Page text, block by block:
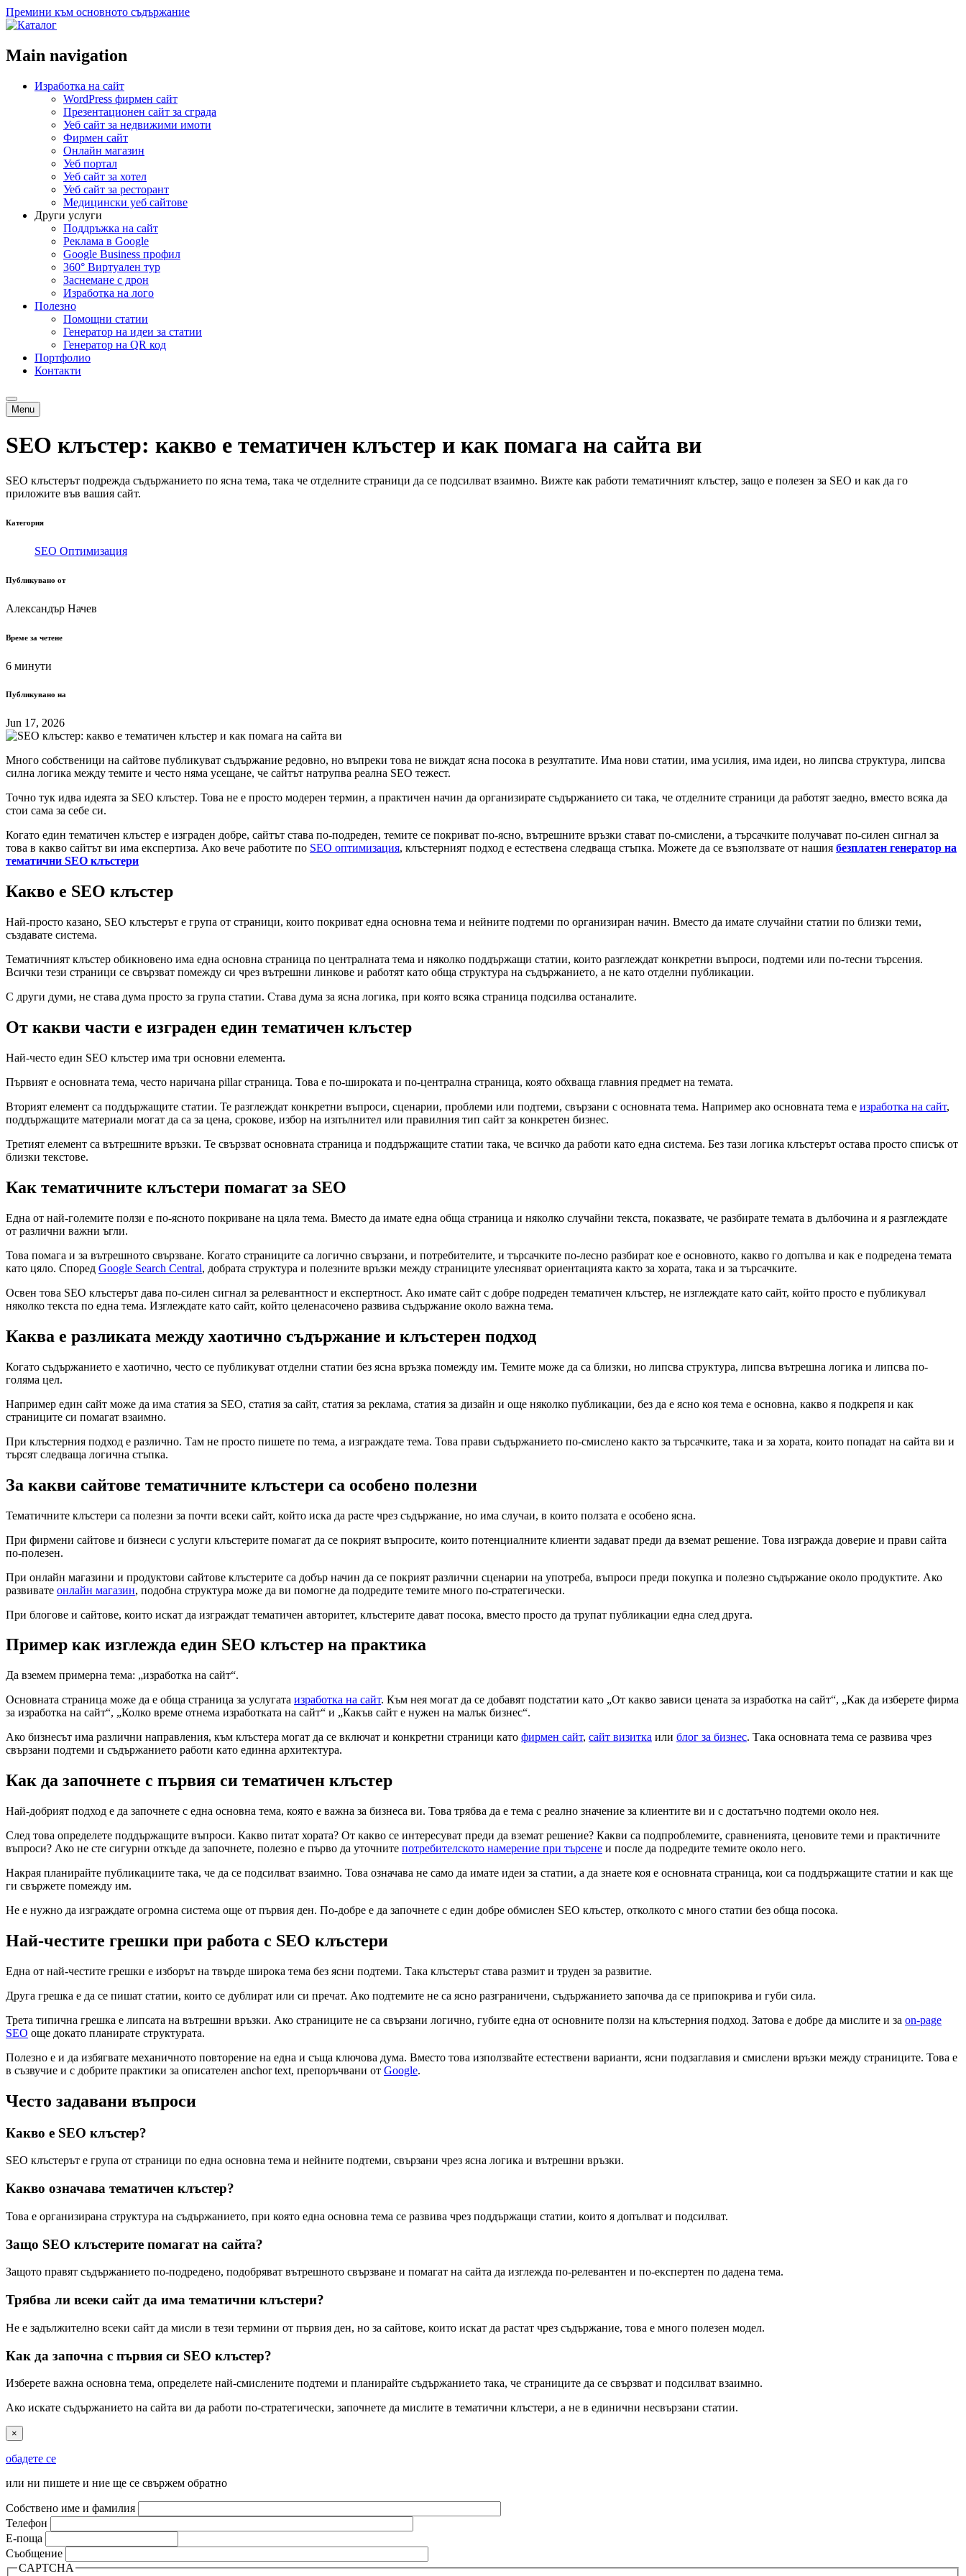
Премини към основното съдържание
Main navigation
Изработка на сайт
WordPress фирмен сайт
Презентационен сайт за сграда
Уеб сайт за недвижими имоти
Фирмен сайт
Онлайн магазин
Уеб портал
Уеб сайт за хотел
Уеб сайт за ресторант
Медицински уеб сайтове
Други услуги
Поддръжка на сайт
Реклама в Google
Google Business профил
360° Виртуален тур
Заснемане с дрон
Изработка на лого
Полезно
Помощни статии
Генератор на идеи за статии
Генератор на QR код
Портфолио
Контакти
Menu
SEO клъстер: какво е тематичен клъстер и как помага на сайта ви
SEO клъстерът подрежда съдържанието по ясна тема, така че отделните страници да се подсилват взаимно. Вижте как работи тематичният клъстер, защо е полезен за SEO и как да го
приложите във вашия сайт.
Категория
SEO Оптимизация
Публикувано от
Александър Начев
Време за четене
6 минути
Публикувано на
Jun 17, 2026
Много собственици на сайтове публикуват съдържание редовно, но въпреки това не виждат ясна посока в резултатите. Има нови статии, има усилия, има идеи, но липсва структура, липсва
силна логика между темите и често няма усещане, че сайтът натрупва реална SEO тежест.
Точно тук идва идеята за SEO клъстер. Това не е просто модерен термин, а практичен начин да организирате съдържанието си така, че отделните страници да работят заедно, вместо всяка да
стои сама за себе си.
Когато един тематичен клъстер е изграден добре, сайтът става по-подреден, темите се покриват по-ясно, вътрешните връзки стават по-смислени, а търсачките получават по-силен сигнал за
това в какво сайтът ви има експертиза. Ако вече работите по SEO оптимизация, клъстерният подход е естествена следваща стъпка. Можете да се възползвате от нашия безплатен генератор на
тематични SEO клъстери
Какво е SEO клъстер
Най-просто казано, SEO клъстерът е група от страници, които покриват една основна тема и нейните подтеми по организиран начин. Вместо да имате случайни статии по близки теми,
създавате система.
Тематичният клъстер обикновено има една основна страница по централната тема и няколко поддържащи статии, които разглеждат конкретни въпроси, подтеми или по-тесни търсения.
Всички тези страници се свързват помежду си чрез вътрешни линкове и работят като обща структура на съдържанието, а не като отделни публикации.
С други думи, не става дума просто за група статии. Става дума за ясна логика, при която всяка страница подсилва останалите.
От какви части е изграден един тематичен клъстер
Най-често един SEO клъстер има три основни елемента.
Първият е основната тема, често наричана pillar страница. Това е по-широката и по-централна страница, която обхваща главния предмет на темата.
Вторият елемент са поддържащите статии. Те разглеждат конкретни въпроси, сценарии, проблеми или подтеми, свързани с основната тема. Например ако основната тема е изработка на сайт,
поддържащите материали могат да са за цена, срокове, избор на изпълнител или правилния тип сайт за конкретен бизнес.
Третият елемент са вътрешните връзки. Те свързват основната страница и поддържащите статии така, че всичко да работи като една система. Без тази логика клъстерът остава просто списък от
близки текстове.
Как тематичните клъстери помагат за SEO
Една от най-големите ползи е по-ясното покриване на цяла тема. Вместо да имате една обща страница и няколко случайни текста, показвате, че разбирате темата в дълбочина и я разглеждате
от различни важни ъгли.
Това помага и за вътрешното свързване. Когато страниците са логично свързани, и потребителите, и търсачките по-лесно разбират кое е основното, какво го допълва и как е подредена темата
като цяло. Според Google Search Central, добрата структура и полезните връзки между страниците улесняват ориентацията както за хората, така и за търсачките.
Освен това SEO клъстерът дава по-силен сигнал за релевантност и експертност. Ако имате сайт с добре подреден тематичен клъстер, не изглеждате като сайт, който просто е публикувал
няколко текста по една тема. Изглеждате като сайт, който целенасочено развива съдържание около важна тема.
Каква е разликата между хаотично съдържание и клъстерен подход
Когато съдържанието е хаотично, често се публикуват отделни статии без ясна връзка помежду им. Темите може да са близки, но липсва структура, липсва вътрешна логика и липсва по-
голяма цел.
Например един сайт може да има статия за SEO, статия за сайт, статия за реклама, статия за дизайн и още няколко публикации, без да е ясно коя тема е основна, какво я подкрепя и как
страниците си помагат взаимно.
При клъстерния подход е различно. Там не просто пишете по тема, а изграждате тема. Това прави съдържанието по-смислено както за търсачките, така и за хората, които попадат на сайта ви и
търсят следваща логична стъпка.
За какви сайтове тематичните клъстери са особено полезни
Тематичните клъстери са полезни за почти всеки сайт, който иска да расте чрез съдържание, но има случаи, в които ползата е особено ясна.
При фирмени сайтове и бизнеси с услуги клъстерите помагат да се покрият въпросите, които потенциалните клиенти задават преди да вземат решение. Това изгражда доверие и прави сайта
по-полезен.
При онлайн магазини и продуктови сайтове клъстерите са добър начин да се покрият различни сценарии на употреба, въпроси преди покупка и полезно съдържание около продуктите. Ако
развивате онлайн магазин, подобна структура може да ви помогне да подредите темите много по-стратегически.
При блогове и сайтове, които искат да изграждат тематичен авторитет, клъстерите дават посока, вместо просто да трупат публикации една след друга.
Пример как изглежда един SEO клъстер на практика
Да вземем примерна тема: „изработка на сайт“.
Основната страница може да е обща страница за услугата изработка на сайт. Към нея могат да се добавят подстатии като „От какво зависи цената за изработка на сайт“, „Как да изберете фирма
за изработка на сайт“, „Колко време отнема изработката на сайт“ и „Какъв сайт е нужен на малък бизнес“.
Ако бизнесът има различни направления, към клъстера могат да се включат и конкретни страници като фирмен сайт, сайт визитка или блог за бизнес. Така основната тема се развива чрез
свързани подтеми и съдържанието работи като единна архитектура.
Как да започнете с първия си тематичен клъстер
Най-добрият подход е да започнете с една основна тема, която е важна за бизнеса ви. Това трябва да е тема с реално значение за клиентите ви и с достатъчно подтеми около нея.
След това определете поддържащите въпроси. Какво питат хората? От какво се интересуват преди да вземат решение? Какви са подпроблемите, сравненията, ценовите теми и практичните
въпроси? Ако не сте сигурни откъде да започнете, полезно е първо да уточните потребителското намерение при търсене и после да подредите темите около него.
Накрая планирайте публикациите така, че да се подсилват взаимно. Това означава не само да имате идеи за статии, а да знаете коя е основната страница, кои са поддържащите статии и как ще
ги свържете помежду им.
Не е нужно да изграждате огромна система още от първия ден. По-добре е да започнете с един добре обмислен SEO клъстер, отколкото с много статии без обща посока.
Най-честите грешки при работа с SEO клъстери
Една от най-честите грешки е изборът на твърде широка тема без ясни подтеми. Така клъстерът става размит и труден за развитие.
Друга грешка е да се пишат статии, които се дублират или си пречат. Ако подтемите не са ясно разграничени, съдържанието започва да се припокрива и губи сила.
Трета типична грешка е липсата на вътрешни връзки. Ако страниците не са свързани логично, губите една от основните ползи на клъстерния подход. Затова е добре да мислите и за on-page
SEO още докато планирате структурата.
Полезно е и да избягвате механичното повторение на една и съща ключова дума. Вместо това използвайте естествени варианти, ясни подзаглавия и смислени връзки между страниците. Това е
в съзвучие и с добрите практики за описателен anchor text, препоръчвани от Google.
Често задавани въпроси
Какво е SEO клъстер?
SEO клъстерът е група от страници по една основна тема и нейните подтеми, свързани чрез ясна логика и вътрешни връзки.
Какво означава тематичен клъстер?
Това е организирана структура на съдържанието, при която една основна тема се развива чрез поддържащи статии, които я допълват и подсилват.
Защо SEO клъстерите помагат на сайта?
Защото правят съдържанието по-подредено, подобряват вътрешното свързване и помагат на сайта да изглежда по-релевантен и по-експертен по дадена тема.
Трябва ли всеки сайт да има тематични клъстери?
Не е задължително всеки сайт да мисли в тези термини от първия ден, но за сайтове, които искат да растат чрез съдържание, това е много полезен модел.
Как да започна с първия си SEO клъстер?
Изберете важна основна тема, определете най-смислените подтеми и планирайте съдържанието така, че страниците да се свързват и подсилват взаимно.
Ако искате съдържанието на сайта ви да работи по-стратегически, започнете да мислите в тематични клъстери, а не в единични несвързани статии.
×
обадете се
или ни пишете и ние ще се свържем обратно
Собствено име и фамилия
Телефон
Е-поща
Съобщение
CAPTCHA